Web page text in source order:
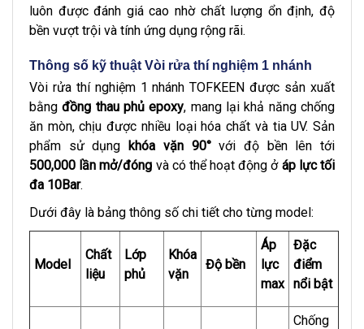
luôn được đánh giá cao nhờ chất lượng ổn định, độ
bền vượt trội và tính ứng dụng rộng rãi.
Thông số kỹ thuật Vòi rửa thí nghiệm 1 nhánh
Vòi rửa thí nghiệm 1 nhánh TOFKEEN được sản xuất
bằngđồng thau phủ epoxy, mang lại khả năng chống
ăn mòn, chịu được nhiều loại hóa chất và tia UV. Sản
phẩm sử dụngkhóa vặn 90°với độ bền lên tới
500,000 lần mở/đóng và có thể hoạt động ở áp lực tối
đa 10Bar.
Dưới đây là bảng thông số chi tiết cho từng model:
Model
Chất
liệu
Lớp
phủ
Khóa
vặn
Độ bền
Áp
lực
max
Đặc
điểm
nổi bật
Chống